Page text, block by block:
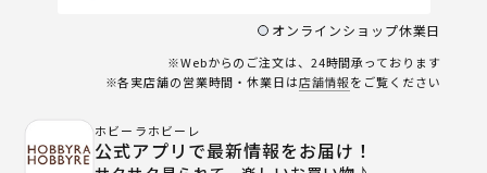
オンラインショップ休業日
※Webからのご注文は、24時間承っております
※各実店舗の営業時間・休業日は店舗情報をご覧ください
ホビーラホビーレ
公式アプリで最新情報をお届け！